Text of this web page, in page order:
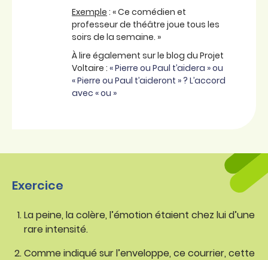
Exemple : « Ce comédien et
professeur de théâtre joue tous les
soirs de la semaine. »
À lire également sur le blog du Projet
Voltaire : « Pierre ou Paul t’aidera » ou
« Pierre ou Paul t’aideront » ? L’accord
avec « ou »
Exercice
La peine, la colère, l’émotion étaient chez lui d’une
rare intensité.
Comme indiqué sur l’enveloppe, ce courrier, cette